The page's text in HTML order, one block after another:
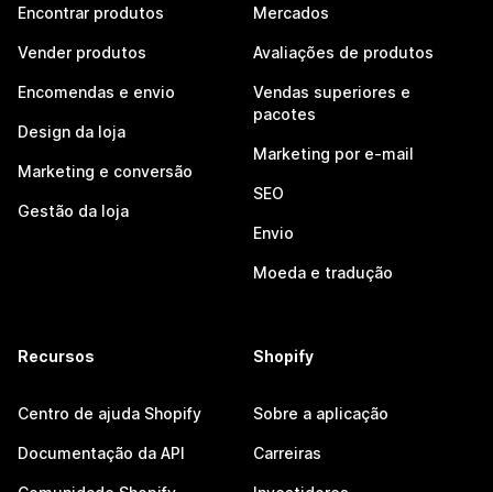
Encontrar produtos
Vender produtos
Encomendas e envio
Design da loja
Marketing e conversão
Gestão da loja
Mercados
Avaliações de produtos
Vendas superiores e
pacotes
Marketing por e-mail
SEO
Envio
Moeda e tradução
Recursos
Centro de ajuda Shopify
Documentação da API
Shopify
Sobre a aplicação
Carreiras